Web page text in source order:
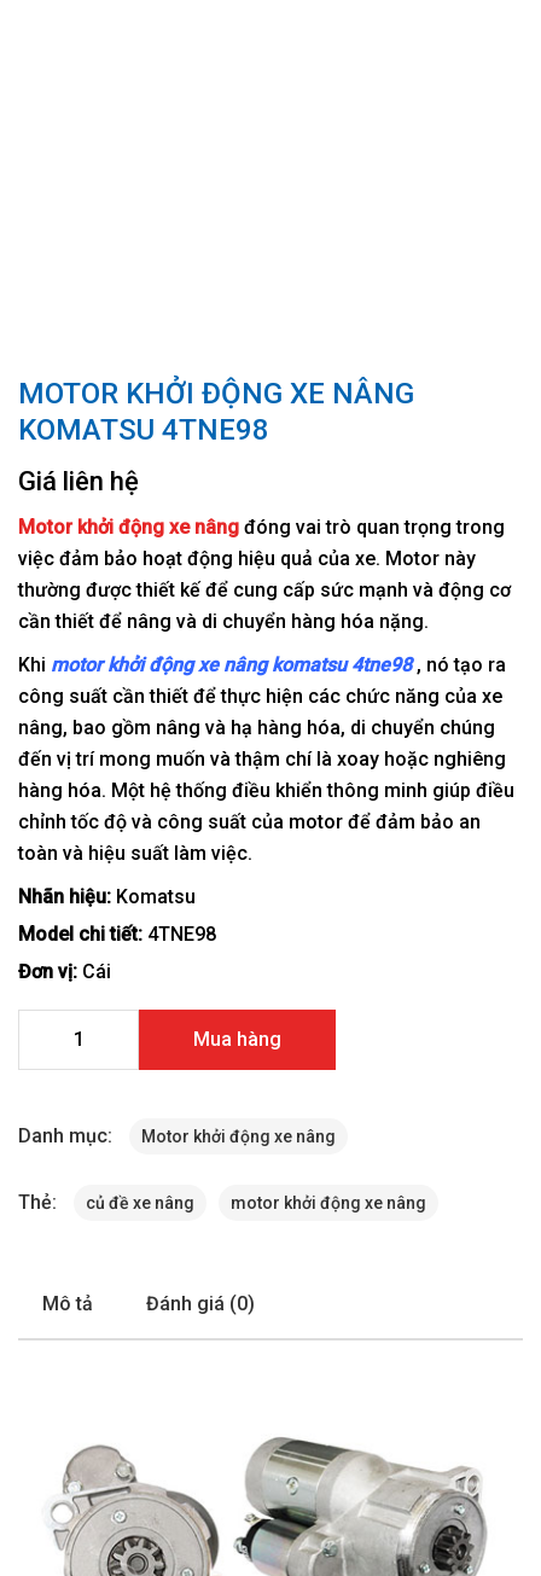
MOTOR KHỞI ĐỘNG XE NÂNG
KOMATSU 4TNE98
Giá liên hệ
Motor khởi động xe nâng đóng vai trò quan trọng trong
việc đảm bảo hoạt động hiệu quả của xe. Motor này
thường được thiết kế để cung cấp sức mạnh và động cơ
cần thiết để nâng và di chuyển hàng hóa nặng.
Khi motor khởi động xe nâng komatsu 4tne98, nó tạo ra
công suất cần thiết để thực hiện các chức năng của xe
nâng, bao gồm nâng và hạ hàng hóa, di chuyển chúng
đến vị trí mong muốn và thậm chí là xoay hoặc nghiêng
hàng hóa. Một hệ thống điều khiển thông minh giúp điều
chỉnh tốc độ và công suất của motor để đảm bảo an
toàn và hiệu suất làm việc.
Nhãn hiệu: Komatsu
Model chi tiết: 4TNE98
Đơn vị: Cái
Mua hàng
Danh mục: Motor khởi động xe nâng
Thẻ: củ đề xe nâng motor khởi động xe nâng
Mô tả Đánh giá (0)